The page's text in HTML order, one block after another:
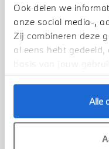
Ook delen we
onze social media-,
Zij combineren deze
al eens hebt
basis van jouw
Alle
Venlo